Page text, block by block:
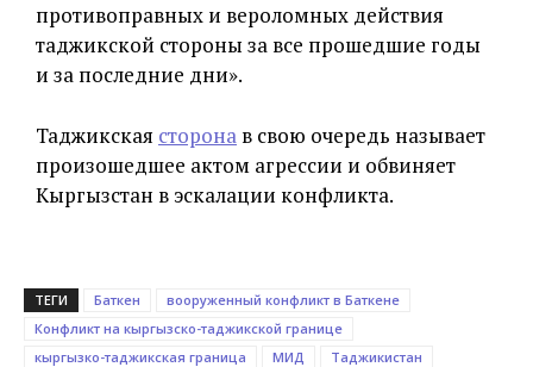
противоправных и вероломных действия
таджикской стороны за все прошедшие годы
и за последние дни».
Таджикская сторона в свою очередь называет
произошедшее актом агрессии и обвиняет
Кыргызстан в эскалации конфликта.
ТЕГИ Баткен
вооруженный конфликт в Баткене
Конфликт на кыргызско-таджикской границе
кыргызко-таджикская граница
МИД Таджикистан